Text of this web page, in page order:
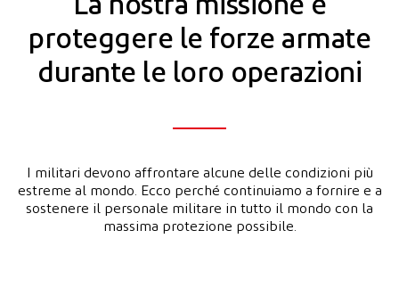
La nostra missione è
proteggere le forze armate
durante le loro operazioni
I militari devono affrontare alcune delle condizioni più
estreme al mondo. Ecco perché continuiamo a fornire e a
sostenere il personale militare in tutto il mondo con la
massima protezione possibile.